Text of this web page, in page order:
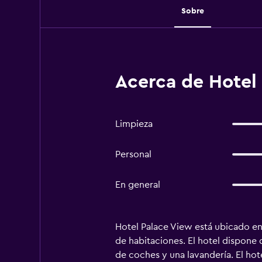
Sobre
Acerca de Hotel
Limpieza
Personal
En general
Hotel Palace View está ubicado
de habitaciones. El hotel dispone
de coches y una lavandería. El